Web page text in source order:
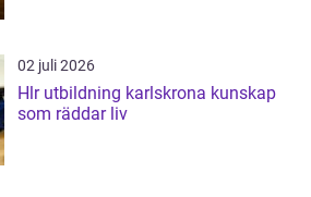
02 juli 2026
Hlr utbildning karlskrona kunskap
som räddar liv